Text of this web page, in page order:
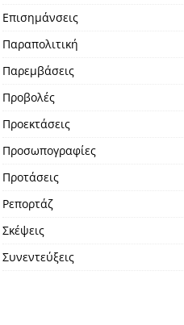
Επισημάνσεις
Παραπολιτική
Παρεμβάσεις
Προβολές
Προεκτάσεις
Προσωπογραφίες
Προτάσεις
Ρεπορτάζ
Σκέψεις
Συνεντεύξεις